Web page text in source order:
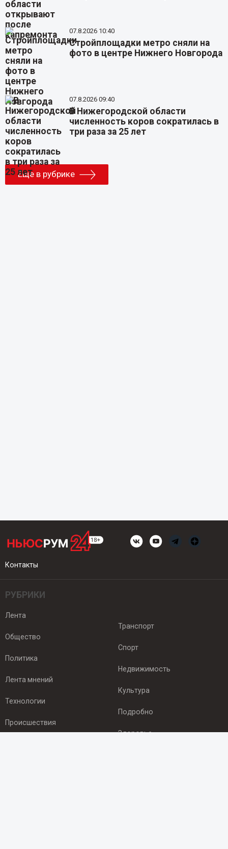
07.8.2026 10:40
Стройплощадки метро сняли на
фото в центре Нижнего Новгорода
07.8.2026 09:40
В Нижегородской области
численность коров сократилась в
три раза за 25 лет
Еще в рубрике
Контакты
РУБРИКИ
Лента
Общество
Политика
Лента мнений
Технологии
Происшествия
Транспорт
Спорт
Недвижимость
Культура
Подробно
Здоровье